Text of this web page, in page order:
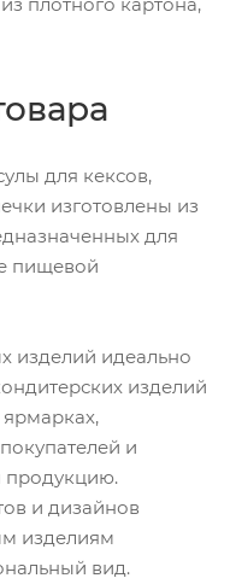
плотного картона,
для кексов,
изготовлены из
для
пищевой
изделий идеально
изделий
и
продукцию.
и дизайнов
изделиям
вид.